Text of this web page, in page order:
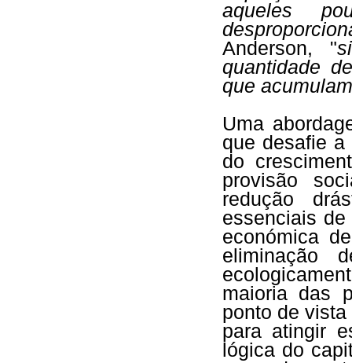
aqueles
Anderson, "
quantidade
que
Uma
que desafie
do
provisão
redução
essenciais
económica
eliminação
maioria das
ponto de
para atingir
lógica do